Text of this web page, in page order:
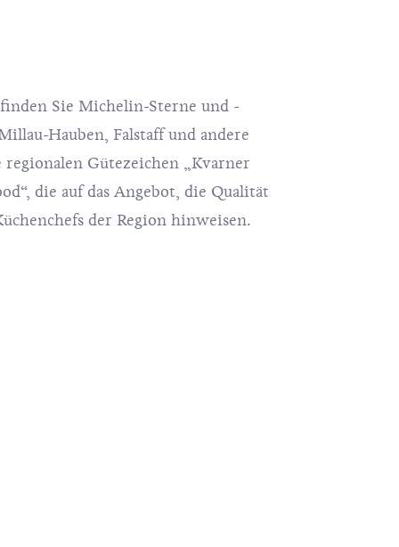
Sie Michelin-Sterne und -
Hauben, Falstaff und andere
Gütezeichen „Kvarner
die auf das Angebot, die Qualität
der Region hinweisen.